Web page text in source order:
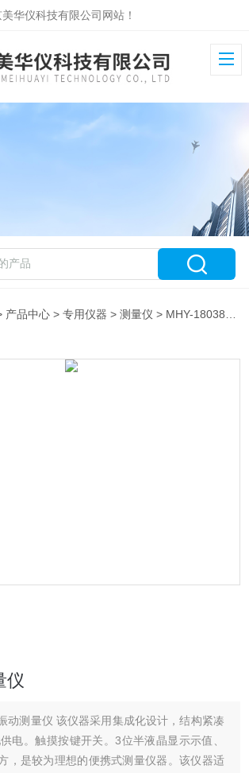
华仪科技有限公司网站！
产品中心 >专用仪器 >测量仪 > MHY-18038手持振动测量仪
仪
动测量仪 该仪器采用集成化设计，结构紧凑
电。触摸按键开关。3位半液晶显示示值、
，是较为理想的便携式测量仪器。该仪器适